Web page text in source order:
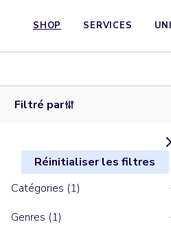
SHOP SERVICES
Filtré par
Réinitialiser les filtres
Catégories (1)
Genres (1)